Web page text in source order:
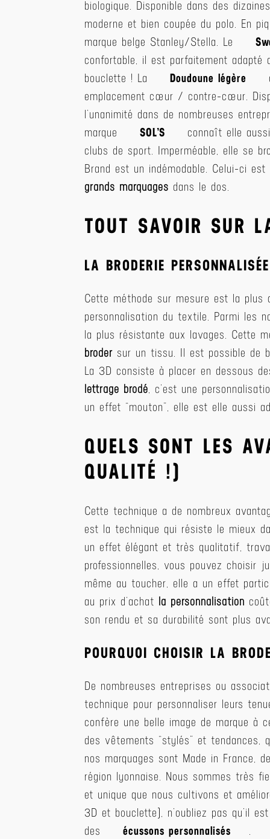
biologique. Disponible dans des
moderne et bien coupée du polo. En
marque belge Stanley/Stella. Le
confortable, il est parfaitement
bouclette ! La
Doudoune légère
emplacement cœur / contre-cœur.
l’unanimité dans de nombreuses
marque
SOL’S
connaît elle
clubs de sport. Imperméable, elle se
Brand est un indémodable. Celui-ci
grands marquages dans le dos.
TOUT SAVOIR SUR
LA BRODERIE
Cette méthode sur mesure est la
personnalisation du textile. Parmi les
la plus résistante aux lavages. Cette
broder sur un tissu. Il est possible de
La 3D consiste à placer en dessous
lettrage brodé, c’est une
un effet “mouton”, elle est elle aussi
QUELS SONT LES
QUALITÉ !)
Cette technique a de nombreux
est la technique qui résiste le mieux
un effet élégant et très qualitatif,
professionnelles, vous pouvez choisir
même au toucher, elle a un effet
au prix d’achat la personnalisation
son rendu et sa durabilité sont plus
POURQUOI CHOISIR LA
De nombreuses entreprises ou
technique pour personnaliser leurs
confère une belle image de marque à
des vêtements “stylés” et tendances,
nos marquages sont Made in France,
région lyonnaise. Nous sommes très
et unique que nous cultivons et
3D et bouclette), n’oubliez pas qu’il
des
écussons personnalisés .